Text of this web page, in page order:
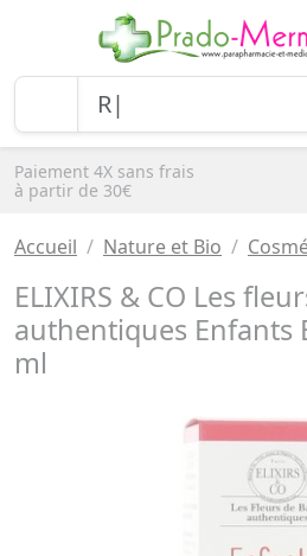
Paiement 4X sans frais
à partir de 30€
Accueil Nature et Bio
ELIXIRS & CO Les
authentiques Enfants
ml